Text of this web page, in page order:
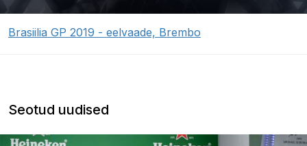
Brasiilia GP 2019 - eelvaade, Brembo
Seotud uudised